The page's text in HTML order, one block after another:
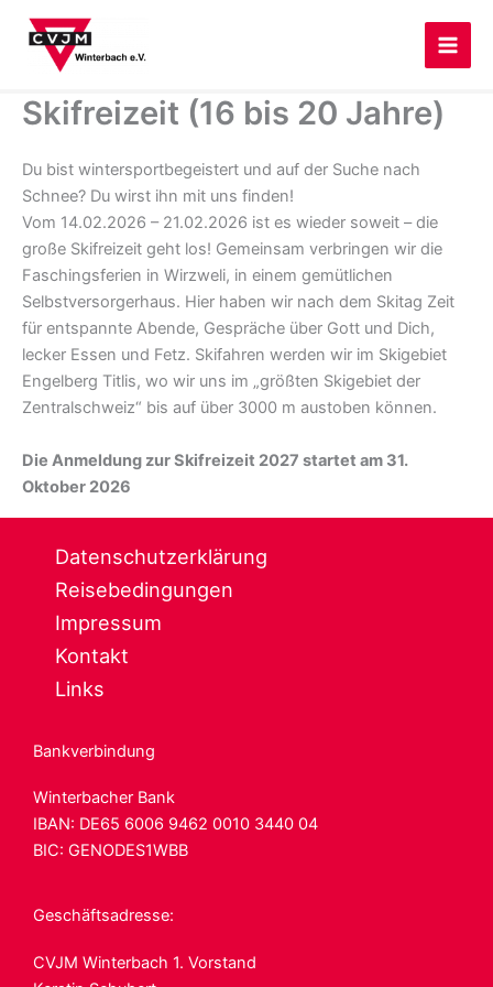
Inhalt
springen
Skifreizeit (16 bis 20 Jahre)
Du bist wintersportbegeistert und auf der Suche nach
Schnee? Du wirst ihn mit uns finden!
Vom 14.02.2026 – 21.02.2026 ist es wieder soweit – die
große Skifreizeit geht los! Gemeinsam verbringen wir die
Faschingsferien in Wirzweli, in einem gemütlichen
Selbstversorgerhaus. Hier haben wir nach dem Skitag Zeit
für entspannte Abende, Gespräche über Gott und Dich,
lecker Essen und Fetz. Skifahren werden wir im Skigebiet
Engelberg Titlis, wo wir uns im „größten Skigebiet der
Zentralschweiz“ bis auf über 3000 m austoben können.
Die Anmeldung zur Skifreizeit 2027 startet am 31.
Oktober 2026
Datenschutzerklärung
Reisebedingungen
Impressum
Kontakt
Links
Bankverbindung
Winterbacher Bank
IBAN: DE65 6006 9462 0010 3440 04
BIC: GENODES1WBB
Geschäftsadresse:
CVJM Winterbach 1. Vorstand